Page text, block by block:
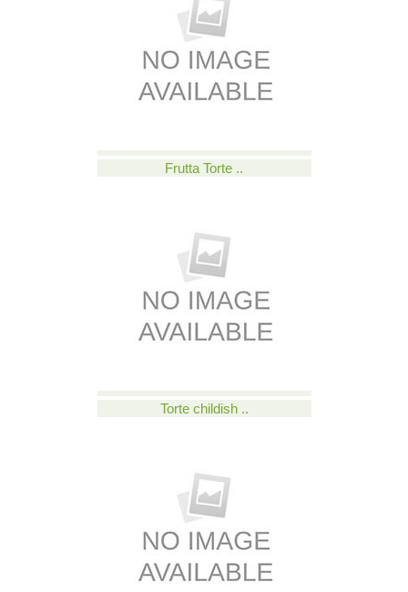
Frutta Torte ..
Torte childish ..